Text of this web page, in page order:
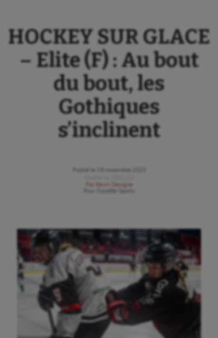
HOCKEY SUR GLACE
– Elite (F) : Au bout
du bout, les
Gothiques
s’inclinent
Publié le
19 novembre 2023
Par
Kevin Devigne
Gazette Sports